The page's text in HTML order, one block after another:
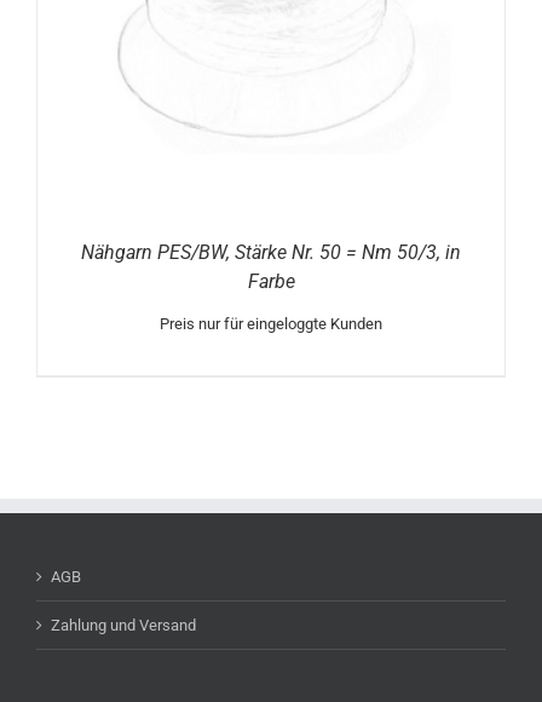
Nähgarn PES/BW, Stärke Nr. 50 = Nm 50/3, in
Farbe
Preis nur für eingeloggte Kunden
AGB
Zahlung und Versand